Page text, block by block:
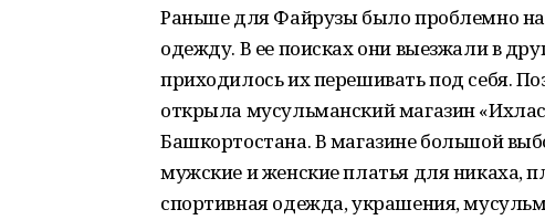
Раньше для Файрузы было проблемно
одежду. В ее поисках они выезжали в
приходилось их перешивать под себя.
открыла мусульманский магазин
Башкортостана. В магазине большой
мужские и женские платья для никаха,
спортивная одежда, украшения,